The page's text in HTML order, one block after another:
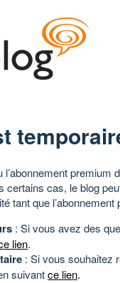
premium
certains cas, le blog
tant que l’abonnement
: Si vous avez des
lien.
: Si vous souhaitez
suivantce lien.